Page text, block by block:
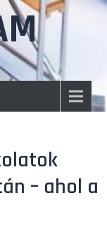
– ahol a